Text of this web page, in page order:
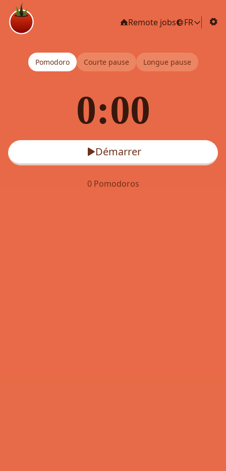
Remote jobs FR
Pomodoro Courte pause Longue pause
0:00
Démarrer
0 Pomodoros